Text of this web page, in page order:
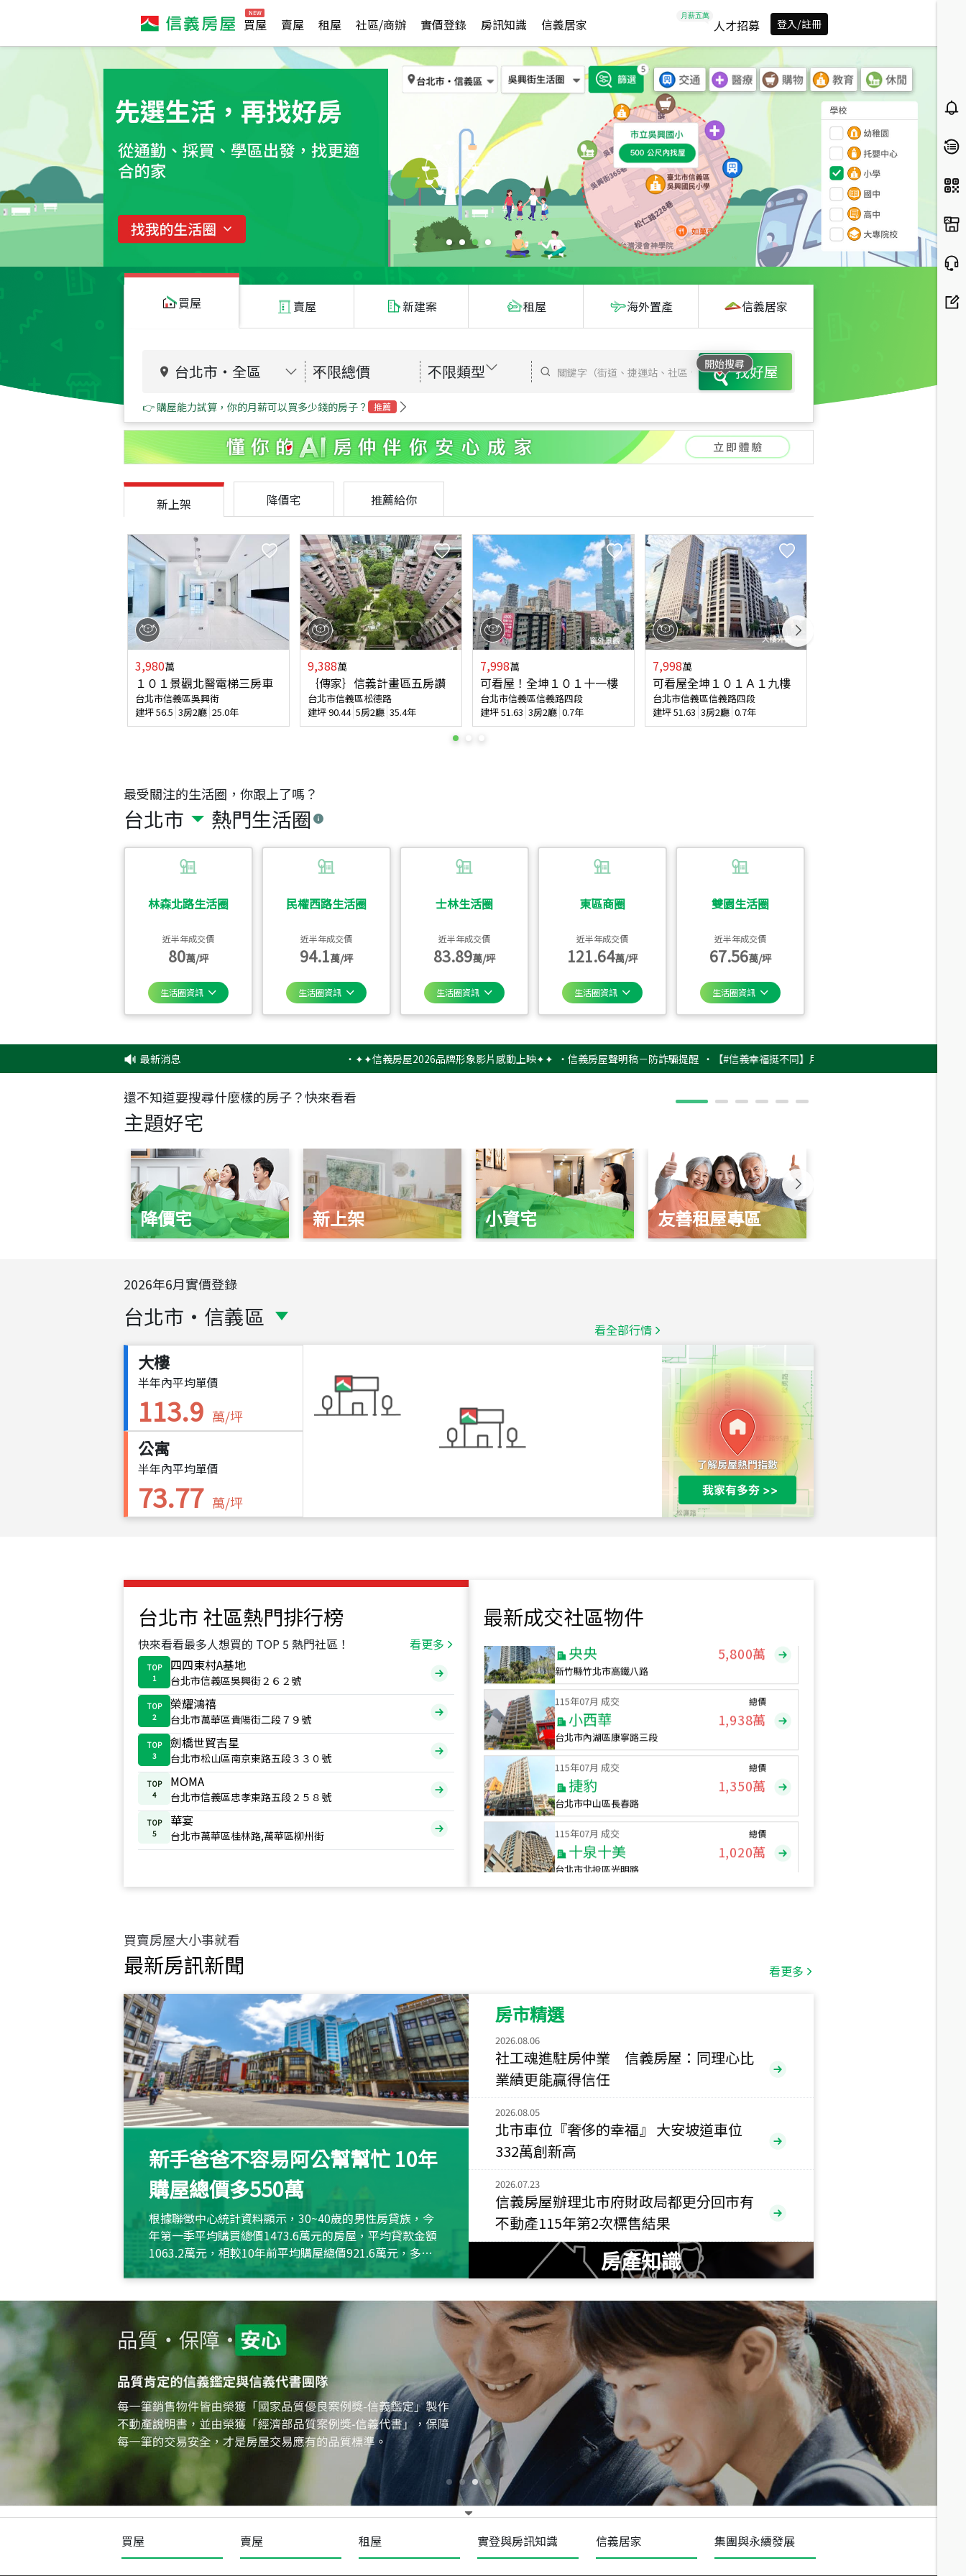
買屋 賣屋 租屋 社區/商辦 實價登錄 房訊知識 信義居家 人才招募 登入/註冊
買屋 賣屋 新建案 租屋 海外置產 信義居家
台北市 ・ 全區 不限總價 不限類型
開始搜尋
找好屋
👉 購屋能力試算，你的月薪可以買多少錢的房子？ 推薦
最受關注的生活圈，你跟上了嗎？
台北市 熱門生活圈
林森北路生活圈
近半年成交價
80萬/坪
生活圈資訊
民權西路生活圈
近半年成交價
94.1萬/坪
生活圈資訊
士林生活圈
近半年成交價
83.89萬/坪
生活圈資訊
東區商圈
近半年成交價
121.64萬/坪
生活圈資訊
雙園生活圈
近半年成交價
67.56萬/坪
生活圈資訊
新上架 降價宅 推薦給你
3,980萬
１０１景觀北醫電梯三房車
台北市信義區吳興街
建坪56.5 3房2廳 25.0年
9,388萬
｛傳家｝信義計畫區五房讚
台北市信義區松德路
建坪90.44 5房2廳 35.4年
7,998萬
可看屋！全坤１０１十一樓
台北市信義區信義路四段
建坪51.63 3房2廳 0.7年
7,998萬
可看屋全坤１０１Ａ１九樓
台北市信義區信義路四段
建坪51.63 3房2廳 0.7年
最新消息 ✦✦信義房屋2026品牌形象影片感動上映✦✦ ‧信義房屋聲明稿－防詐騙提醒 ‧【#信義幸福挺不同】用實力，讓升職免抽號碼牌！最新雇主品
還不知道要搜尋什麼樣的房子？快來看看
主題好宅
降價宅 新上架 小資宅 友善租屋專區
2026年6月實價登錄
台北市 ・ 信義區 看全部行情
大樓
半年內平均單價
113.9 萬/坪
公寓
半年內平均單價
73.77 萬/坪
台北市 社區熱門排行榜
快來看看最多人想買的 TOP 5 熱門社區！ 看更多
TOP
1
四四東村A基地
台北市信義區吳興街２６２號
TOP
2
榮耀鴻禧
台北市萬華區貴陽街二段７９號
TOP
3
劍橋世貿吉星
台北市松山區南京東路五段３３０號
TOP
4
MOMA
台北市信義區忠孝東路五段２５８號
TOP
5
華宴
台北市萬華區桂林路,萬華區柳州街
最新成交社區物件
台北市中山區長春路
1,020萬
總價
490萬
新竹市新竹市慈祥路
總價
1,808萬
115年07月 成交
新竹縣竹北市高鐵八路
115年07月 成交
小西華
台北市內湖區康寧路三段
總價
1,938萬
115年07月 成交
捷豹
台北市中山區長春路
總價
1,350萬
115年07月 成交
十泉十美
台北市北投區光明路
總價
1,020萬
115
新北市永和區環河西路二段
115年07月 成交
央央 5,800萬
115年
小西華 1,938萬
115 年07 月 成交
捷豹
台北市中山區長春路
總價
115年07月 成交
十泉十美
台北市北投區光明路
總價
1,020萬
年 07 月 成交
四維天廈
新竹市新竹市四維路
總價
490萬
115 月 成交
菁英典藏
新竹市新竹市慈祥路
1,808
買賣房屋大小事就看
最新房訊新聞 看更多
新手爸爸不容易阿公幫幫忙 10年
購屋總價多550萬
根據聯徵中心統計資料顯示，30~40歲的男性房貸族，今
年第一季平均購買總價1473.6萬元的房屋，平均貸款金額
1063.2萬元，相較10年前平均購屋總價921.6萬元，多出
約550萬元，且貸款金額也多
房市精選
2026.08.06
社工魂進駐房仲業 信義房屋：同理心比
業績更能贏得信任
2026.08.05
北市車位『奢侈的幸福』 大安坡道車位
332萬創新高
2026.07.23
信義房屋辦理北市府財政局都更分回市有
不動產115年第2次標售結果
房產知識
買屋 賣屋 租屋 實登與房訊知識 信義居家 集團與永續發展